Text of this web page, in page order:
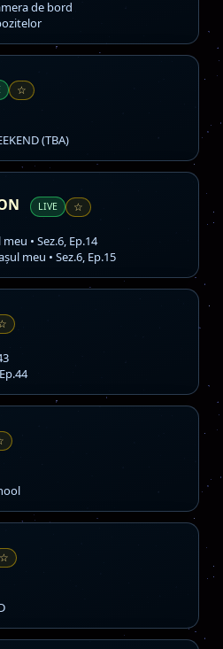
de bord
☆
(TBA)
LIVE ☆
• Sez.6, Ep.14
meu • Sez.6, Ep.15
☆